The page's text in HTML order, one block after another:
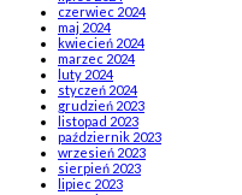
czerwiec 2024
maj 2024
kwiecień 2024
marzec 2024
luty 2024
styczeń 2024
grudzień 2023
listopad 2023
październik 2023
wrzesień 2023
sierpień 2023
lipiec 2023